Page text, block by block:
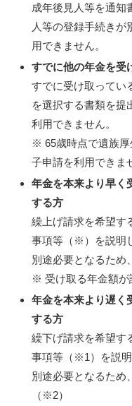
成年後見人等を通知
人等の登録手続きが
用できません。
すでに他の年金を受
すでに受け取って
を選択する書類を提
利用できません。
※ 65歳時点で遺族厚
子申請を利用できま
年金を本来より早く
する方
繰上げ請求を希望す
事項等（※）を説明
別途必要となるため
※ 受け取る年金額が
年金を本来より遅く
する方
繰下げ請求を希望す
事項等（※1）を説
別途必要となるため
（※2）